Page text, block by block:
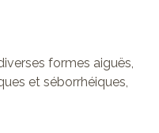
formes aiguës,
et séborrhéiques,